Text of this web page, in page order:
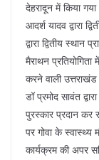
देहरादून में किया
आदर्श यादव द्वारा
द्वारा द्वितीय
मैराथन प्रतियोगिता
करने वाली उत्तराखंड
डॉ प्रमोद सावंत
पुरस्कार प्रदान कर
पर गोवा के स्वास्थ्य
कार्यक्रम की अपर